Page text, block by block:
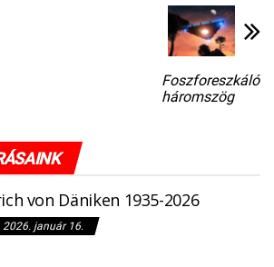
Foszforeszkáló
háromszög
von Däniken 1935-2026
2026. január 16.